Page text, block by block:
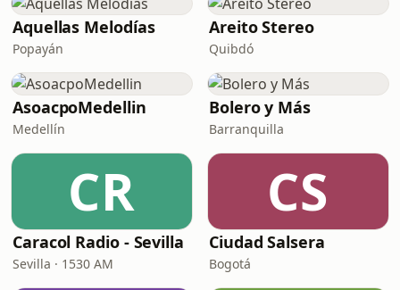
Aquellas Melodías
Popayán
Areito Stereo
Quibdó
AsoacpoMedellin
Medellín
Bolero y Más
Barranquilla
CR
Caracol Radio - Sevilla
Sevilla · 1530 AM
CS
Ciudad Salsera
Bogotá